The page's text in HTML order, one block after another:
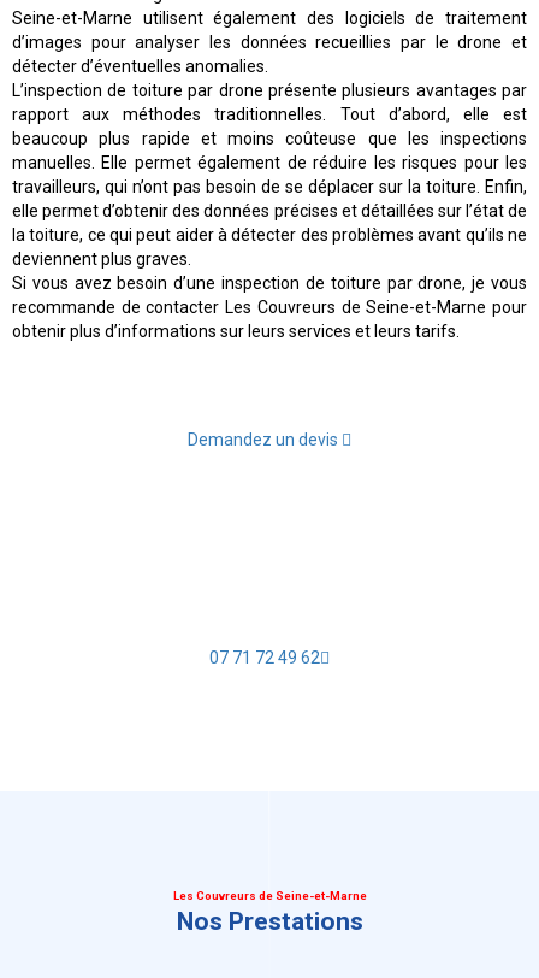
07 71 72 49 62
Seine-et-Marne utilisent également des logiciels de traitement
d’images pour analyser les données recueillies par le drone et
détecter d’éventuelles anomalies.
L’inspection de toiture par drone présente plusieurs avantages par
rapport aux méthodes traditionnelles. Tout d’abord, elle est
beaucoup plus rapide et moins coûteuse que les inspections
manuelles. Elle permet également de réduire les risques pour les
travailleurs, qui n’ont pas besoin de se déplacer sur la toiture. Enfin,
elle permet d’obtenir des données précises et détaillées sur l’état de
la toiture, ce qui peut aider à détecter des problèmes avant qu’ils ne
deviennent plus graves.
Si vous avez besoin d’une inspection de toiture par drone, je vous
recommande de contacter Les Couvreurs de Seine-et-Marne pour
obtenir plus d’informations sur leurs services et leurs tarifs.
Demandez un devis
Les Couvreurs de Seine-et-Marne
Nos Prestations